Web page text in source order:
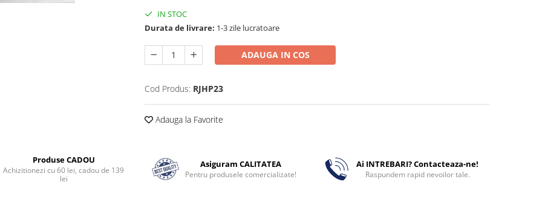
IN STOC
Durata de livrare: 1-3 zile lucratoare
ADAUGA IN COS
Cod Produs: RJHP23
Adauga la Favorite
Produse CADOU
Achizitionezi cu 60 lei, cadou de 139
lei
Asiguram CALITATEA
Pentru produsele comercializate!
Ai INTREBARI? Contacteaza-ne!
Raspundem rapid nevoilor tale.